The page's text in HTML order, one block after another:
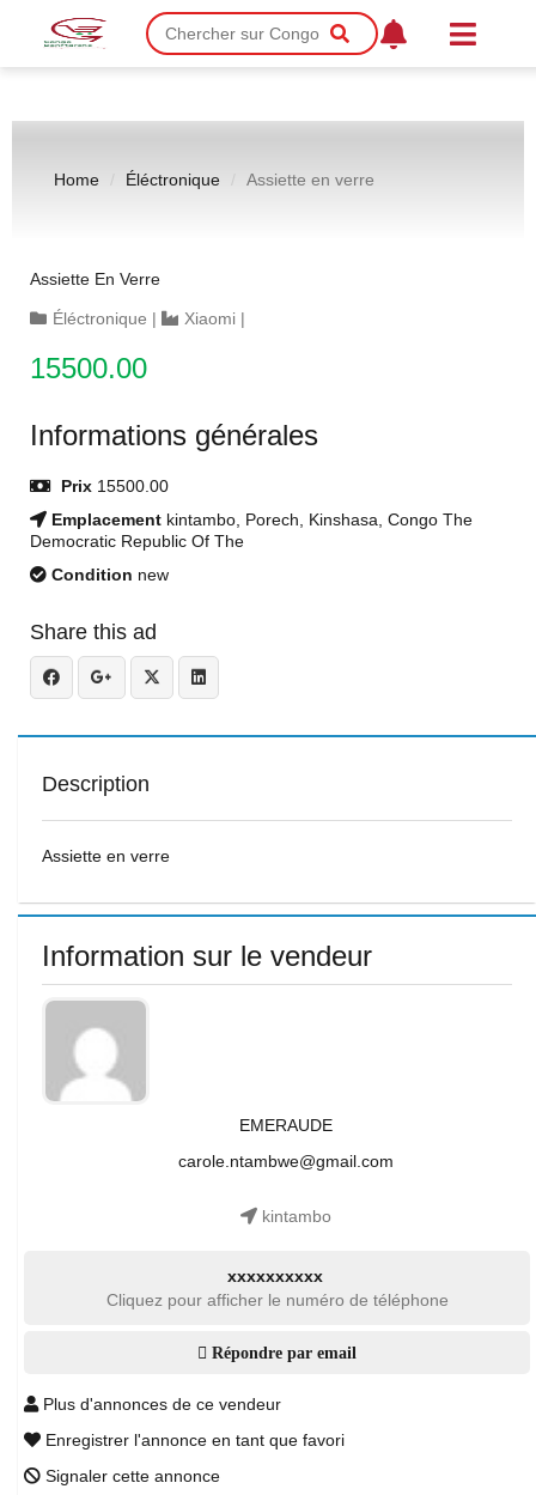
Home Éléctronique Assiette en verre
Assiette En Verre
Éléctronique | Xiaomi |
15500.00
Informations générales
Prix 15500.00
Emplacement kintambo, Porech, Kinshasa, Congo The
Democratic Republic Of The
Condition new
Share this ad
Description
Assiette en verre
Information sur le vendeur
EMERAUDE
carole.ntambwe@gmail.com
kintambo
xxxxxxxxxx
Cliquez pour afficher le numéro de téléphone
Répondre par email
Plus d'annonces de ce vendeur
Enregistrer l'annonce en tant que favori
Signaler cette annonce